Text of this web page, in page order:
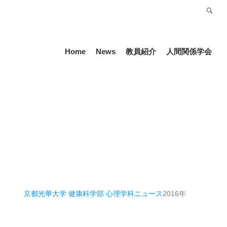
Home News 教員紹介 人間関係学会
京都光華大学 健康科学部 心理学科ニュース2016年